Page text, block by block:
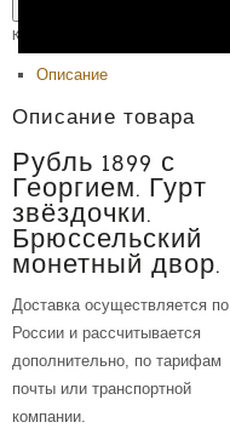
Категория:
Описание
Описание товара
Рубль 1899 с
Георгием. Гурт
звёздочки.
Брюссельский
монетный двор.
Доставка осуществляется по
России и рассчитывается
дополнительно, по тарифам
почты или транспортной
компании.